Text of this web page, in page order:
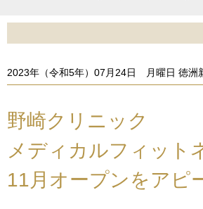
2023年（令和5年）07月24日 月曜日 徳洲
野崎クリニック
メディカルフィット
11月オープンをアピ